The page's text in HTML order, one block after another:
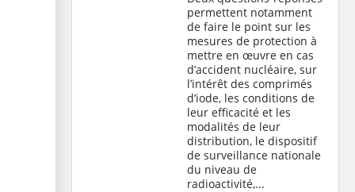
permettent notamment
de faire le point sur les
mesures de protection à
mettre en œuvre en cas
d’accident nucléaire, sur
l’intérêt des comprimés
d’iode, les conditions de
leur efficacité et les
modalités de leur
distribution, le dispositif
de surveillance nationale
du niveau de
radioactivité,...